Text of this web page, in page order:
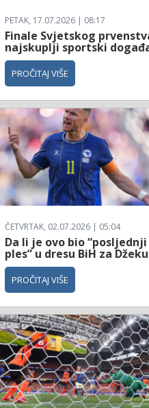
PETAK, 17.07.2026 | 08:17
Finale Svjetskog
najskuplji sportski
PROČITAJ VIŠE
ČETVRTAK, 02.07.2026 | 05:04
Da li je ovo bio “posljednji
ples” u dresu BiH za Džeku
PROČITAJ VIŠE